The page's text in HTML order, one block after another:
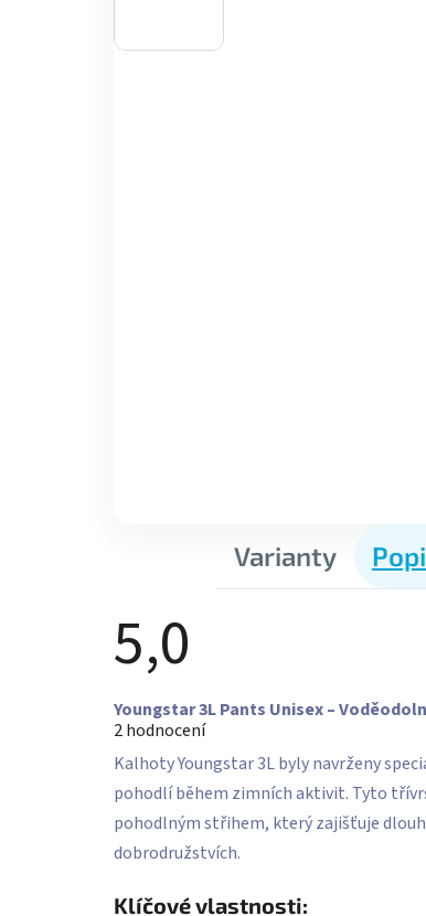
Varianty
5,0
Průměrné
hodnocení
produktu
je
5,0
z
5
hvězdiček.
2 hodnocení
Youngstar 3L Pants Unisex –
Kalhoty Youngstar 3L byly navrženy
pohodlí během zimních aktivit. Tyto
pohodlným střihem, který zajišťuje
dobrodružstvích.
Klíčové vlastnosti: